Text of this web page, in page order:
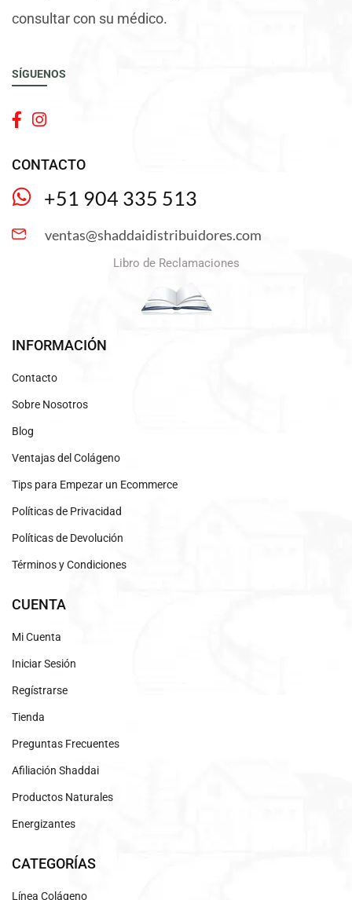
consultar con su médico.
SÍGUENOS
CONTACTO
+51 904 335 513
ventas@shaddaidistribuidores.com
Libro de Reclamaciones
INFORMACIÓN
Contacto
Sobre Nosotros
Blog
Ventajas del Colágeno
Tips para Empezar un Ecommerce
Políticas de Privacidad
Políticas de Devolución
Términos y Condiciones
CUENTA
Mi Cuenta
Iniciar Sesión
Regístrarse
Tienda
Preguntas Frecuentes
Afiliación Shaddai
Productos Naturales
Energizantes
CATEGORÍAS
Línea Colágeno